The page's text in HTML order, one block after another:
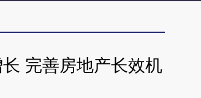
完善房地产长效机